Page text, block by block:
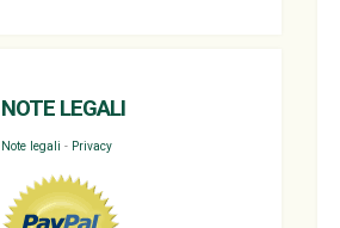
NOTE LEGALI
Note legali - Privacy